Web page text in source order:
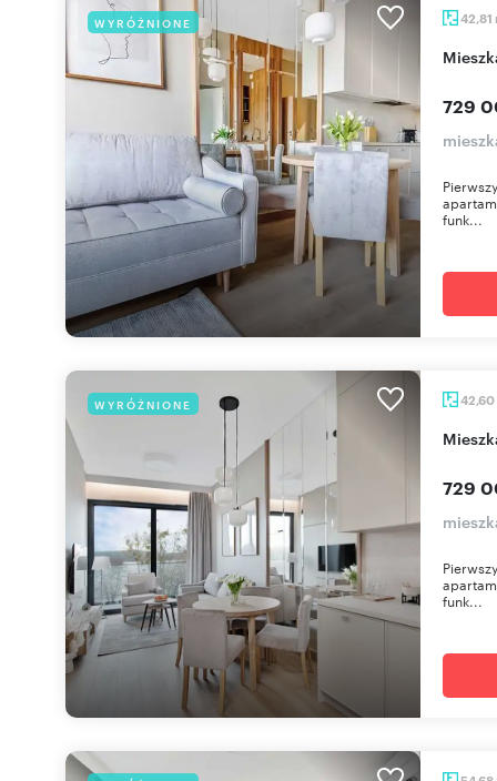
WYRÓŻNIONE 42,81
729
funk...
WYRÓŻNIONE 42,60
729
funk...